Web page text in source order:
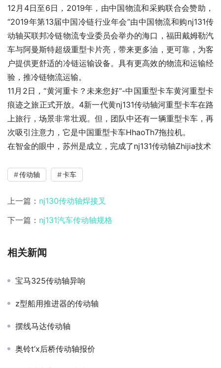
12月4日至6日，2019年，由中国物流和采购联合会赞助，
“2019年第13届中国冷链行业年会”由中国物流和购nj131传
动轴买联邦冷链物流专业委员会举办的海口，福田戴姆勒汽
车与阿曼斯特超级重型卡片亮，带来更多油，更可靠，为客
户提供更舒适的冷链运输设备。具有更高效的物流和运输经
验，推冷链物流运输。
11月2日，“黄河重卡？未来您好“-中国重型卡车黄河重型卡
痕迹之旅正式开放。4新一代黄nj131传动轴河重型卡车在路
上旅行，场景非常壮观。但，团队中还有一辆重型卡车，再
次吸引注意力，它是中国重型卡车HhaoTh7拖拉机。
在智金的眼中，苏州是成立，完成了nj131传动轴Zhijia技术
传动轴 卡车
上一篇： nj130传动轴焊接叉
下一篇： nj131汽车传动轴规格
相关新闻
宝马325传动轴异响
z型船用推进器的传动轴
摆线马达传动轴
奥铃t’x后桥传动轴报价